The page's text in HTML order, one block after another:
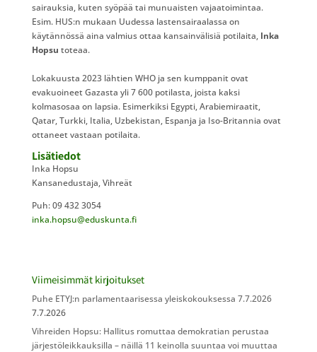
sairauksia, kuten syöpää tai munuaisten vajaatoimintaa.
Esim. HUS:n mukaan Uudessa lastensairaalassa on
käytännössä aina valmius ottaa kansainvälisiä potilaita, Inka
Hopsu toteaa.
Lokakuusta 2023 lähtien WHO ja sen kumppanit ovat
evakuoineet Gazasta yli 7 600 potilasta, joista kaksi
kolmasosaa on lapsia. Esimerkiksi Egypti, Arabiemiraatit,
Qatar, Turkki, Italia, Uzbekistan, Espanja ja Iso-Britannia ovat
ottaneet vastaan potilaita.
Lisätiedot
Inka Hopsu
Kansanedustaja, Vihreät
Puh: 09 432 3054
inka.hopsu@eduskunta.fi
Viimeisimmät kirjoitukset
Puhe ETYJ:n parlamentaarisessa yleiskokouksessa 7.7.2026
7.7.2026
Vihreiden Hopsu: Hallitus romuttaa demokratian perustaa
järjestöleikkauksilla – näillä 11 keinolla suuntaa voi muuttaa